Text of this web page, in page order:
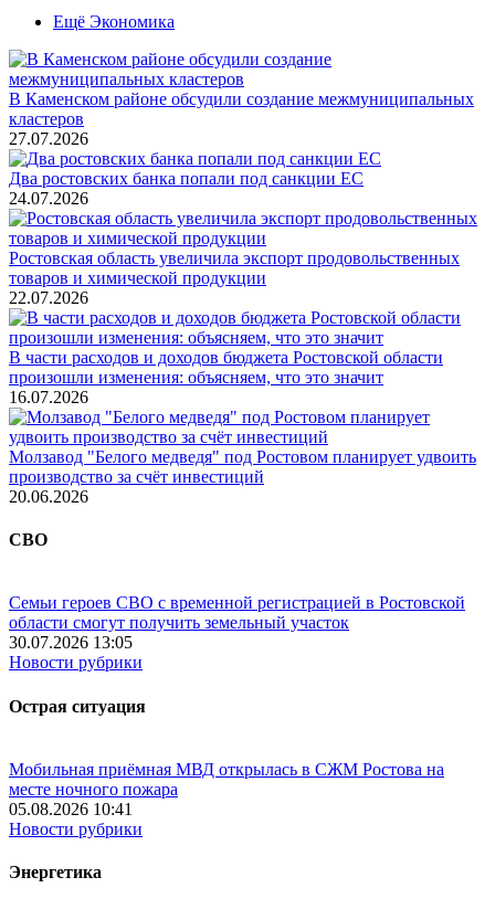
Ещё Экономика
В Каменском районе обсудили создание межмуниципальных
кластеров
27.07.2026
Два ростовских банка попали под санкции ЕС
24.07.2026
Ростовская область увеличила экспорт продовольственных
товаров и химической продукции
22.07.2026
В части расходов и доходов бюджета Ростовской области
произошли изменения: объясняем, что это значит
16.07.2026
Молзавод "Белого медведя" под Ростовом планирует удвоить
производство за счёт инвестиций
20.06.2026
СВО
Семьи героев СВО с временной регистрацией в Ростовской
области смогут получить земельный участок
30.07.2026 13:05
Новости рубрики
Острая ситуация
Мобильная приёмная МВД открылась в СЖМ Ростова на
месте ночного пожара
05.08.2026 10:41
Новости рубрики
Энергетика